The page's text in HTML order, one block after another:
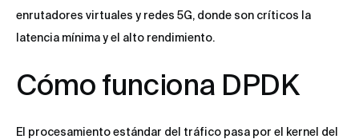
enrutadores virtuales y redes 5G, donde son críticos la
latencia mínima y el alto rendimiento.
Cómo funciona DPDK
El procesamiento estándar del tráfico pasa por el kernel del